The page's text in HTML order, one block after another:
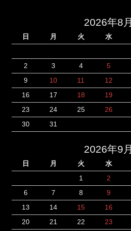
2026年8月
日 月 火 水
2
3 4 5
9
10 11 12
16
17 18 19
23
24 25 26
30
31
2026年9月
日 月 火 水
1
2
6
7 8 9
13
14 15 16
20
21 22 23